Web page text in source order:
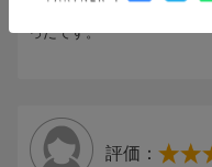
ったです。
評価：